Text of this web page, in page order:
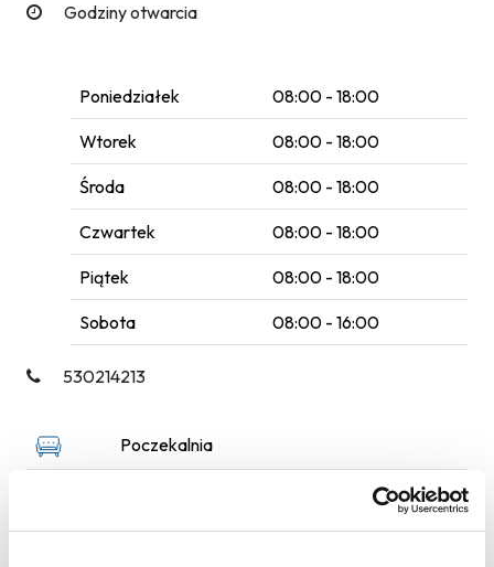
Godziny otwarcia
Poniedziałek 08:00 - 18:00
Wtorek 08:00 - 18:00
Środa 08:00 - 18:00
Czwartek 08:00 - 18:00
Piątek 08:00 - 18:00
Sobota 08:00 - 16:00
530214213
Poczekalnia